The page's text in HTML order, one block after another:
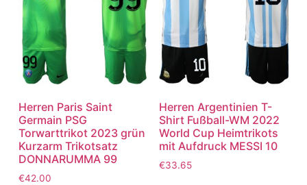
Herren Paris Saint
Germain PSG
Torwarttrikot 2023 grün
Kurzarm Trikotsatz
DONNARUMMA 99
€42.00
Herren Argentinien T-
Shirt Fußball-WM 2022
World Cup Heimtrikots
mit Aufdruck MESSI 10
€33.65